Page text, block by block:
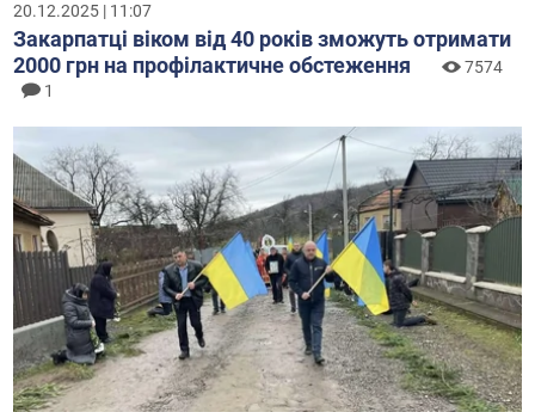
20.12.2025 | 11:07
Закарпатці віком від 40 років зможуть отримати
2000 грн на профілактичне обстеження
7574
1